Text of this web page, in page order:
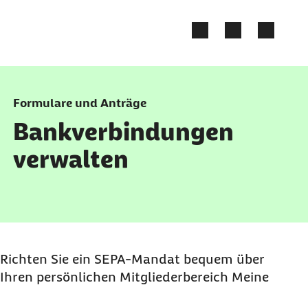
Formulare und Anträge
Bankverbindungen
verwalten
Richten Sie ein SEPA-Mandat bequem über
Ihren persönlichen Mitgliederbereich Meine